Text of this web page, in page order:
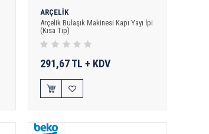
ARÇELİK
Arçelik Bulaşık Makinesi Kapı Yayı İpi
(Kısa Tip)
291,67 TL + KDV